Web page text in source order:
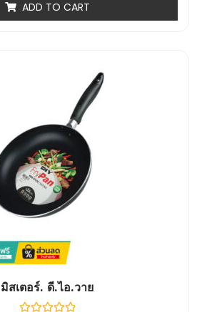
5ADD TO CART
มิสเตอร์. ดี.ไอ.วาย